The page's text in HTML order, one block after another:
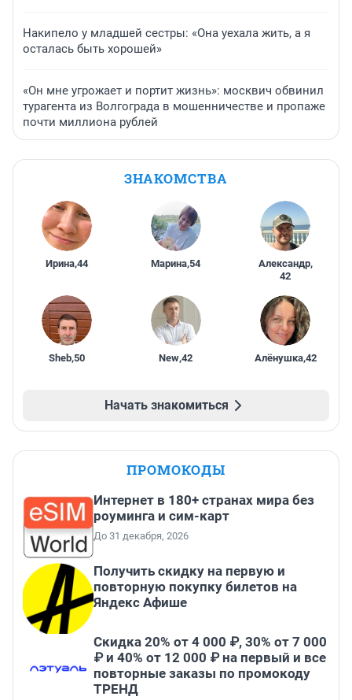
Накипело у младшей сестры: «Она уехала жить, а я
осталась быть хорошей»
«Он мне угрожает и портит жизнь»: москвич обвинил
турагента из Волгограда в мошенничестве и пропаже
почти миллиона рублей
ЗНАКОМСТВА
Ирина,44 Марина,54 Александр,
42
Sheb,50 New,42 Алёнушка,42
Начать знакомиться
ПРОМОКОДЫ
Интернет в 180+ странах мира без
роуминга и сим-карт
До 31 декабря, 2026
Получить скидку на первую и
повторную покупку билетов на
Яндекс Афише
Скидка 20% от 4 000 ₽, 30% от 7 000
₽ и 40% от 12 000 ₽ на первый и все
повторные заказы по промокоду
ТРЕНД